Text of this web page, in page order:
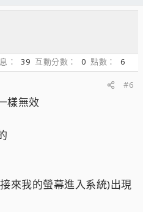
39 互動分數 0 點數
6
#6
樣無效
來我的螢幕進入系統)出現